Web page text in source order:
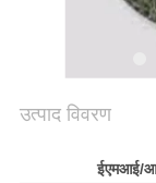
उत्पाद विवरण
ईएमआई/